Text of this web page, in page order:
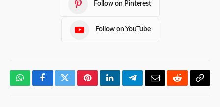
Follow on Pinterest
Follow on YouTube
WhatsAppFacebookTwitterPinterestLinkedInTelegramEmailRedditCopy